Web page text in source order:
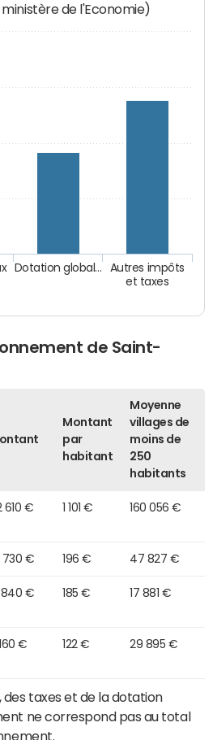
de l'Economie)
Autres impôts
et taxes
Dotation global…
de Saint-
Montant
par
habitant
Moyenne
villages de
moins de
250
habitants
610 € 1 101 € 160 056 €
730 € 196 € 47 827 €
840 € 185 € 17 881 €
€ 122 € 29 895 €
des taxes et de la dotation
ne correspond pas au total